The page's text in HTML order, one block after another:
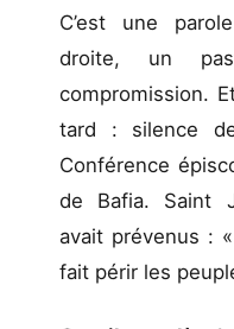
C’est une
droite, un
compromission.
tard : silence
Conférence
de Bafia. Saint
avait prévenus :
fait périr les